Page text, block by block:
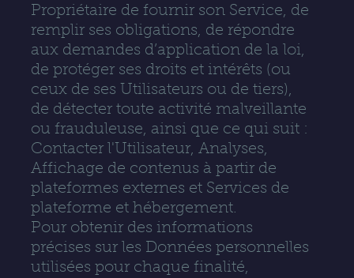
Propriétaire de fournir son Service, de
remplir ses obligations, de répondre
aux demandes d’application de la loi,
de protéger ses droits et intérêts (ou
ceux de ses Utilisateurs ou de tiers),
de détecter toute activité malveillante
ou frauduleuse, ainsi que ce qui suit :
Contacter l'Utilisateur, Analyses,
Affichage de contenus à partir de
plateformes externes et Services de
plateforme et hébergement.
Pour obtenir des informations
précises sur les Données personnelles
utilisées pour chaque finalité,